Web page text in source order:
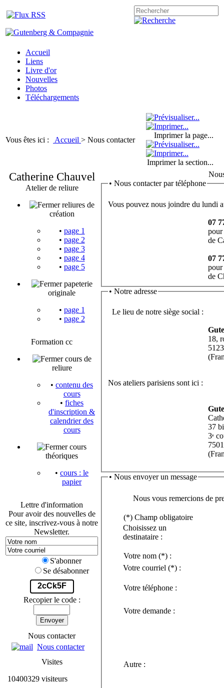
Accueil
Liens
Livre d'or
Nouvelles
Photos
Téléchargements
Vous êtes ici : Accueil > Nous contacter
Imprimer la page...
Imprimer la section...
Catherine Chauvel
Atelier de reliure
reliures de
création
• page 1
• page 2
• page 3
• page 4
• page 5
papeterie
originale
• page 1
• page 2
Formation cc
cours de
reliure
• contenu des
cours
• fiches
d'inscription &
calendrier des
cours
cours
théoriques
• cours : le
papier
Lettre d'information
Pour avoir des nouvelles de
ce site, inscrivez-vous à notre
Newsletter.
S'abonner
Se désabonner
2cCk5F
Recopier le code :
Envoyer
Nous contacter
Nous contacter
Visites
10400329 visiteurs
• Nous contacter par téléphone
Vous pouvez nous joindre du lundi
07
pour
de
07
pour
de
• Notre adresse
Le lieu de notre siège social :
Gut
18,
Nos ateliers parisiens sont ici :
Gut
37
3e
• Nous envoyer un message
Nous vous remercions de
(*) Champ obligatoire
Choisissez un
destinataire :
Votre nom (*) :
Votre courriel (*) :
Votre téléphone :
Votre demande :
Autre :